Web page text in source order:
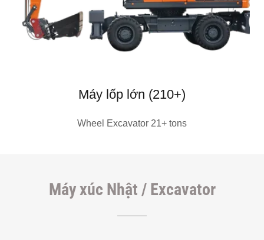
Máy lốp lớn (210+)
Wheel Excavator 21+ tons
Máy xúc Nhật / Excavator